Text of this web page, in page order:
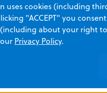
uses cookies (including
"ACCEPT" you
about your right
Privacy Policy.